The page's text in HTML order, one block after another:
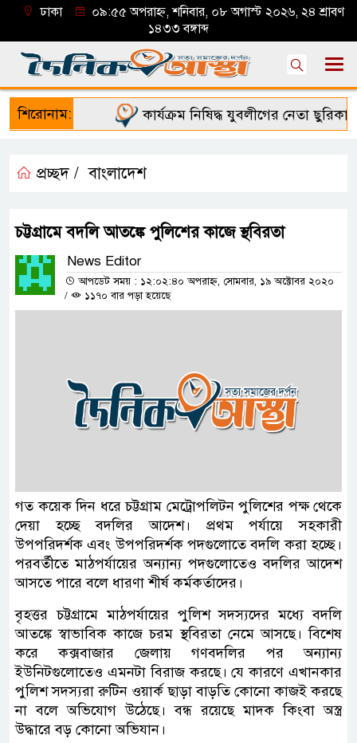
ঢাকা
০৯:৫৫ অপরাহ্ন, শনিবার, ০৮ অগাস্ট ২০২৬, ২৪ শ্রাবণ
১৪৩৩ বঙ্গাব্দ
শিরোনাম: কার্যক্রম নিষিদ্ধ যুবলীগের নেতা
প্রচ্ছদ / বাংলাদেশ
চট্টগ্রামে বদলি আতঙ্কে পুলিশের কাজে স্থবিরতা
News Editor
আপডেট সময় : ১২:০২:৪০ অপরাহ্ন, সোমবার, ১৯ অক্টোবর ২০২০
/
১১৭০ বার পড়া হয়েছে
গত কয়েক দিন ধরে চট্টগ্রাম মেট্রোপলিটন পুলিশের পক্ষ থেকে
দেয়া হচ্ছে বদলির আদেশ। প্রথম পর্যায়ে সহকারী
উপপরিদর্শক এবং উপপরিদর্শক পদগুলোতে বদলি করা হচ্ছে।
পরবর্তীতে মাঠপর্যায়ের অন্যান্য পদগুলোতেও বদলির আদেশ
আসতে পারে বলে ধারণা শীর্ষ কর্মকর্তাদের।
বৃহত্তর চট্টগ্রামে মাঠপর্যায়ের পুলিশ সদস্যদের মধ্যে বদলি
আতঙ্কে স্বাভাবিক কাজে চরম স্থবিরতা নেমে আসছে। বিশেষ
করে কক্সবাজার জেলায় গণবদলির পর অন্যান্য
ইউনিটগুলোতেও এমনটা বিরাজ করছে। যে কারণে এখানকার
পুলিশ সদস্যরা রুটিন ওয়ার্ক ছাড়া বাড়তি কোনো কাজই করছে
না বলে অভিযোগ উঠেছে। বন্ধ রয়েছে মাদক কিংবা অস্ত্র
উদ্ধারে বড় কোনো অভিযান।